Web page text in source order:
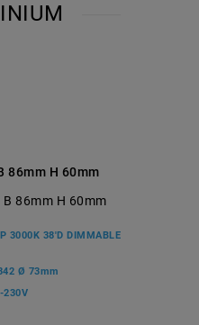
86mm H 60mm
86mm H 60mm
3000K 38'D DIMMABLE
Ø 73mm
230V